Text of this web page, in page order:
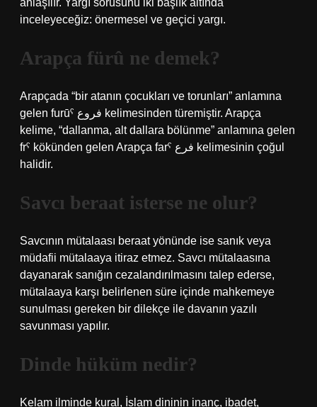
anlaşılır. Yargı sorusunu iki başlık altında
inceleyeceğiz: önermesel ve geçici yargı.
Arapça fürû ne demek?
Arapçada “bir atanın çocukları ve torunları” anlamına
gelen furūˁ فروع kelimesinden türemiştir. Arapça
kelime, “dallanma, alt dallara bölünme” anlamına gelen
frˁ kökünden gelen Arapça farˁ فرع kelimesinin çoğul
halidir.
Savcı beraat isterse ne olur?
Savcının mütalaası beraat yönünde ise sanık veya
müdafii mütalaaya itiraz etmez. Savcı mütalaasına
dayanarak sanığın cezalandırılmasını talep ederse,
mütalaaya karşı belirlenen süre içinde mahkemeye
sunulması gereken bir dilekçe ile davanın yazılı
savunması yapılır.
Dinde hüküm nedir?
Kelam ilminde kural, İslam dininin inanç, ibadet,